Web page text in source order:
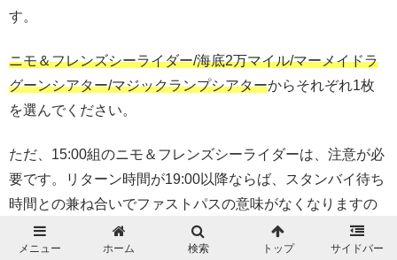
す。
ニモ＆フレンズシーライダー/海底2万マイル/マーメイドラ
グーンシアター/マジックランプシアターからそれぞれ1枚
を選んでください。
ただ、15:00組のニモ＆フレンズシーライダーは、注意が必
要です。リターン時間が19:00以降ならば、スタンバイ待ち
時間との兼ね合いでファストパスの意味がなくなりますの
で、状況によって判断しましょう。
メニュー ホーム 検索 トップ サイドバー